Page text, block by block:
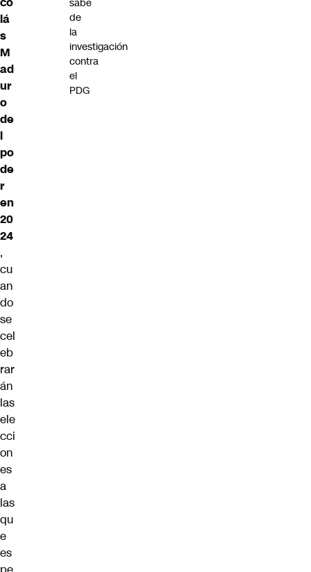
lá
s
M
ad
ur
o
de
l
po
de
r
en
20
24
,
cu
an
do
se
cel
eb
rar
án
las
ele
cci
on
es
a
las
qu
e
es
sabe
de
la
investigación
contra
el
PDG